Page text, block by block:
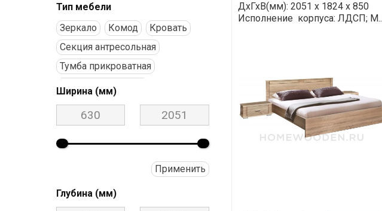
Тип мебели
Зеркало
Комод
Кровать
Секция антресольная
Тумба прикроватная
Шкаф для одежды
Ширина (мм)
Применить
Глубина (мм)
ДхГхВ(мм): 2051 х 1824 х 850
Исполнение корпуса: ЛДСП; М..